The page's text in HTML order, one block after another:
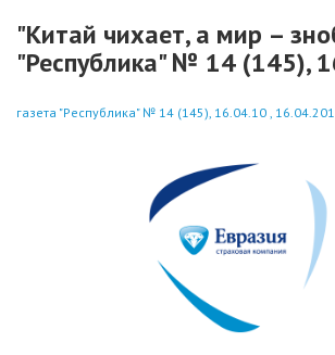
"Китай чихает, а мир –
"Республика" № 14 (145),
газета "Республика" № 14 (145), 16.04.10 ,